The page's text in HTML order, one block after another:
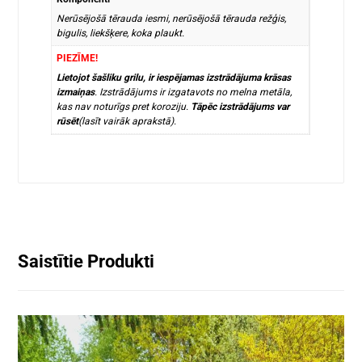
Nerūsējošā tērauda iesmi, nerūsējošā tērauda režģis,
bigulis, liekšķere, koka plaukt.
PIEZĪME!
Lietojot šašliku grilu, ir iespējamas izstrādājuma krāsas
izmaiņas. Izstrādājums ir izgatavots no melna metāla,
kas nav noturīgs pret koroziju. Tāpēc izstrādājums var
rūsēt(lasīt vairāk aprakstā).
Saistītie Produkti